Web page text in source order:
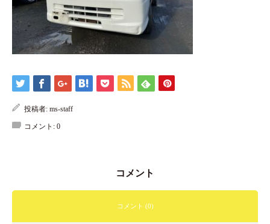
投稿者: ms-staff
コメント: 0
コメント
コメント (0)